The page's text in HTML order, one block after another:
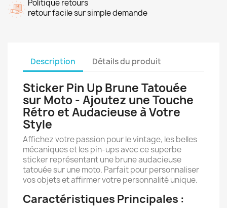
Politique retours
retour facile sur simple demande
Description Détails du produit
Sticker Pin Up Brune Tatouée
sur Moto - Ajoutez une Touche
Rétro et Audacieuse à Votre
Style
Affichez votre passion pour le vintage, les belles
mécaniques et les pin-ups avec ce superbe
sticker représentant une brune audacieuse
tatouée sur une moto. Parfait pour personnaliser
vos objets et affirmer votre personnalité unique.
Caractéristiques Principales :